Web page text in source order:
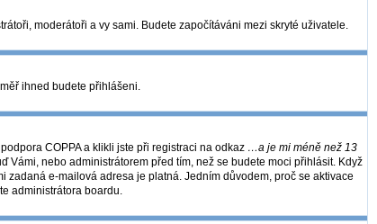
moderátoři a vy sami. Budete započítáváni mezi skryté uživatele.
ihned budete přihlášeni.
COPPA a klikli jste při registraci na odkaz …a je mi méně než 13
Vámi, nebo administrátorem před tím, než se budete moci přihlásit. Když
e-mailová adresa je platná. Jedním důvodem, proč se aktivace
administrátora boardu.